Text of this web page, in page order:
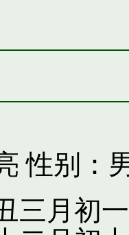
性别：
三月初